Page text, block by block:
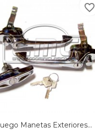
Manetas Exteriores...
favorite_border